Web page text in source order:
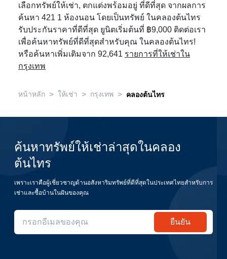
เลือกทรัพย์ให้เช่า, ตกแต่งพร้อมอยู่ ที่ดีที่สุด จากผลการ
ค้นหา 421 1 ห้องนอน โดยเป็นทรัพย์ ในคลองต้นไทร
รับประกันราคาที่ดีที่สุด ยูนิตเริ่มต้นที่ ฿9,000 ติดต่อเรา
เพื่อค้นหาทรัพย์ที่ดีที่สุดสำหรับคุณ ในคลองต้นไทร!
หรือค้นหาเพิ่มเติมจาก 92,641 รายการที่ให้เช่าใน
กรุงเทพ
หน้าหลัก > ให้เช่า > กรุงเทพ > คลองต้นไทร
ค้นหาทรัพย์ให้เช่าล่าสุดในคลอง
ต้นไทร
เพราะเราคือผู้เชี่ยวชาญด้านอสังหาริมทรัพย์ที่ดีที่สุดในประเทศไทยสำหรับการ
เช่าและซื้อบ้านในฝันของคุณ
ยืนยัน